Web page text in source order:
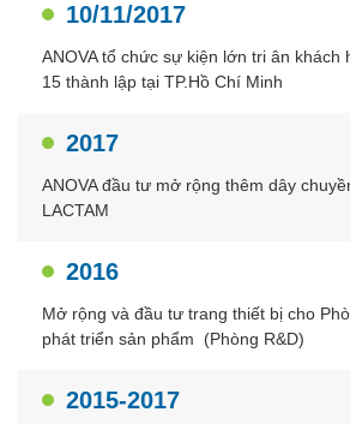
10/11/2017
ANOVA tổ chức sự kiện lớn tri ân khách
15 thành lập tại TP.Hồ Chí Minh
2017
ANOVA đầu tư mở rộng thêm dây
LACTAM
2016
Mở rộng và đầu tư trang thiết bị cho
phát triển sản phẩm (Phòng R&D)
2015-2017